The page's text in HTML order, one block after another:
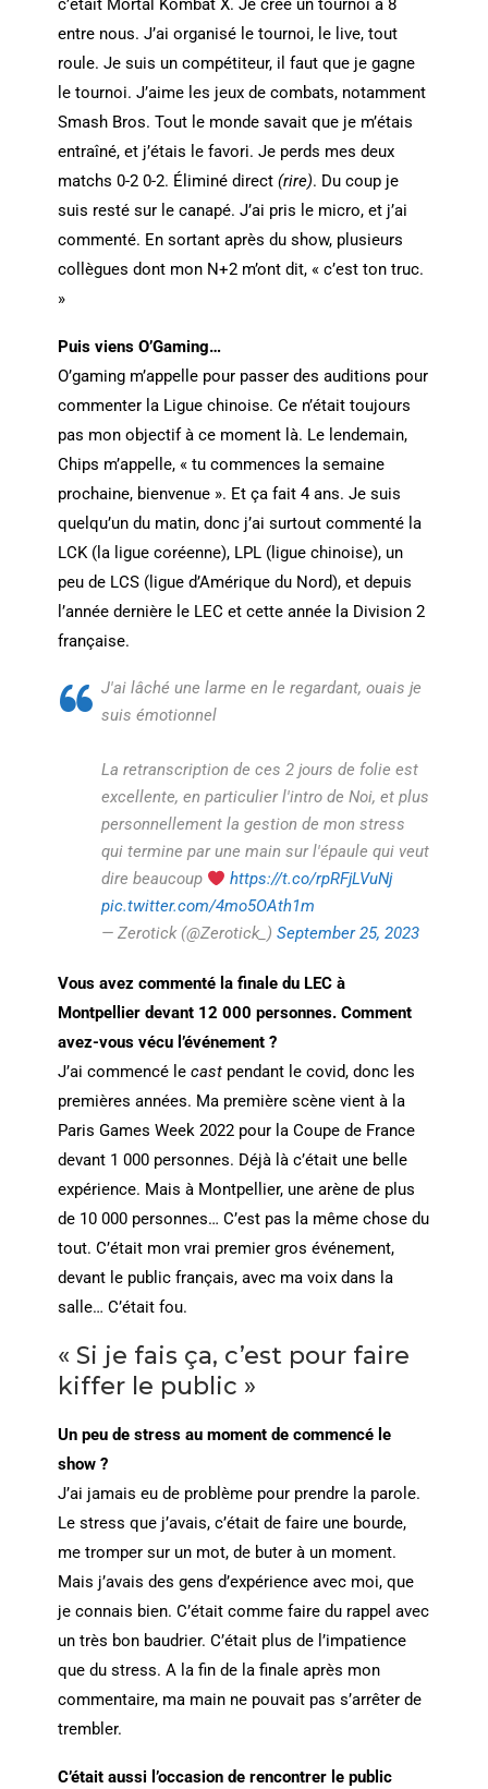
c’était Mortal Kombat X. Je crée un tournoi à 8
entre nous. J’ai organisé le tournoi, le live, tout
roule. Je suis un compétiteur, il faut que je gagne
le tournoi. J’aime les jeux de combats, notamment
Smash Bros. Tout le monde savait que je m’étais
entraîné, et j’étais le favori. Je perds mes deux
matchs 0-2 0-2. Éliminé direct (rire). Du coup je
suis resté sur le canapé. J’ai pris le micro, et j’ai
commenté. En sortant après du show, plusieurs
collègues dont mon N+2 m’ont dit, « c’est ton truc.
»
Puis viens O’Gaming…
O’gaming m’appelle pour passer des auditions pour
commenter la Ligue chinoise. Ce n’était toujours
pas mon objectif à ce moment là. Le lendemain,
Chips m’appelle, « tu commences la semaine
prochaine, bienvenue ». Et ça fait 4 ans. Je suis
quelqu’un du matin, donc j’ai surtout commenté la
LCK (la ligue coréenne), LPL (ligue chinoise), un
peu de LCS (ligue d’Amérique du Nord), et depuis
l’année dernière le LEC et cette année la Division 2
française.
J'ai lâché une larme en le regardant, ouais je
suis émotionnel
La retranscription de ces 2 jours de folie est
excellente, en particulier l'intro de Noi, et plus
personnellement la gestion de mon stress
qui termine par une main sur l'épaule qui veut
dire beaucoup
https://t.co/rpRFjLVuNj
pic.twitter.com/4mo5OAth1m
— Zerotick (@Zerotick_) September 25, 2023
Vous avez commenté la finale du LEC à
Montpellier devant 12 000 personnes. Comment
avez-vous vécu l’événement ?
J’ai commencé le castpendant le covid, donc les
premières années. Ma première scène vient à la
Paris Games Week 2022 pour la Coupe de France
devant 1 000 personnes. Déjà là c’était une belle
expérience. Mais à Montpellier, une arène de plus
de 10 000 personnes… C’est pas la même chose du
tout. C’était mon vrai premier gros événement,
devant le public français, avec ma voix dans la
salle… C’était fou.
« Si je fais ça, c’est pour faire
kiffer le public »
Un peu de stress au moment de commencé le
show ?
J’ai jamais eu de problème pour prendre la parole.
Le stress que j’avais, c’était de faire une bourde,
me tromper sur un mot, de buter à un moment.
Mais j’avais des gens d’expérience avec moi, que
je connais bien. C’était comme faire du rappel avec
un très bon baudrier. C’était plus de l’impatience
que du stress. A la fin de la finale après mon
commentaire, ma main ne pouvait pas s’arrêter de
trembler.
C’était aussi l’occasion de rencontrer le public